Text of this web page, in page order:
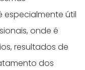
especialmente útil
onde é
resultados de
dos